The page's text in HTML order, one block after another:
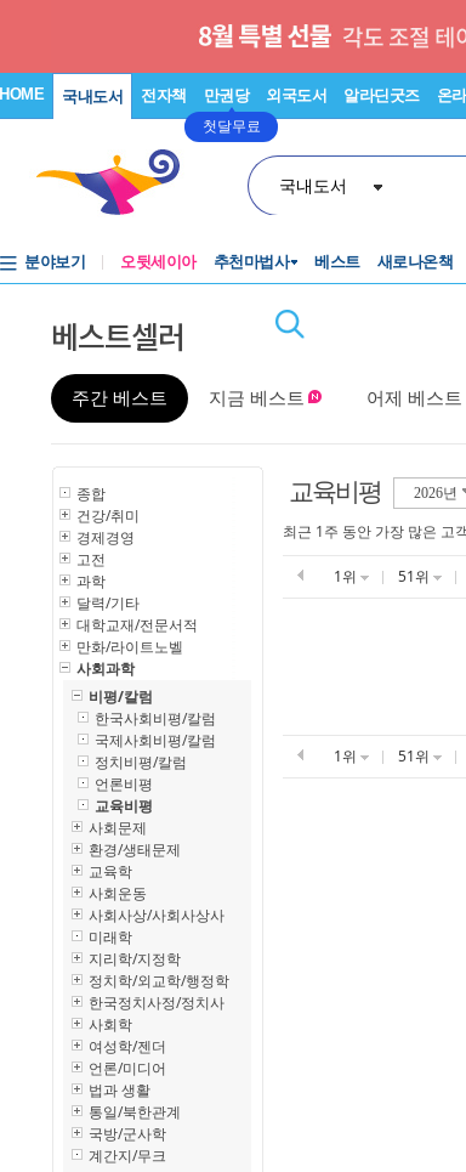
HOME 국내도서 전자책 만권당
첫달무료
외국도서 알라딘굿즈 온
국내도서
분야보기 오뒷세이아 추천마법사 베스트 새로나온책
베스트셀러
주간 베스트 지금 베스트 어제 베스트
종합
건강/취미
경제경영
고전
과학
달력/기타
대학교재/전문서적
만화/라이트노벨
사회과학
비평/칼럼
한국사회비평/칼럼
국제사회비평/칼럼
정치비평/칼럼
언론비평
교육비평
사회문제
환경/생태문제
교육학
사회운동
사회사상/사회사상사
미래학
지리학/지정학
정치학/외교학/행정학
한국정치사정/정치사
사회학
여성학/젠더
언론/미디어
법과 생활
통일/북한관계
국방/군사학
계간지/무크
교육비평 2026년
최근 1주 동안 가장 많은 고
1위 51위
1위 51위